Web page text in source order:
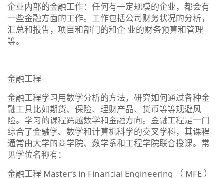
企业内部的金融工作：任何有一定规模的企业，都会有
一些金融方面的工作。工作包括公司财务状况的分析，
汇总和报告，项目和部门的和企 业的财务预算和管理
等。
金融工程
金融工程学习用数学分析的方法，研究如何通过各种金
融工具比如期货、保险、理财产品、货币等等规避风
险。学习的课程跨越数学和金融方向。金融工程是一门
综合了金融学、数学和计算机科学的交叉学科，其课程
通常由大学的商学院、数学系和工程学院联合授课。常
见学位名称有：
金融工程 Master’s in Financial Engineering （ MFE ）